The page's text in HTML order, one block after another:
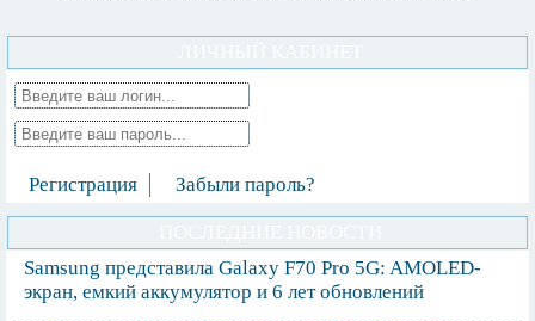
Регистрация Забыли пароль?
Samsung представила Galaxy F70 Pro 5G: AMOLED-
экран, емкий аккумулятор и 6 лет обновлений